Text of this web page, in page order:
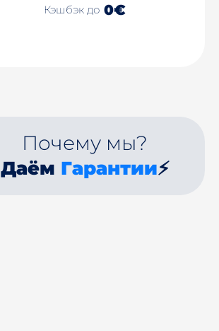
Кэшбэк до 0€
Почему мы?
Даём Гарантии⚡